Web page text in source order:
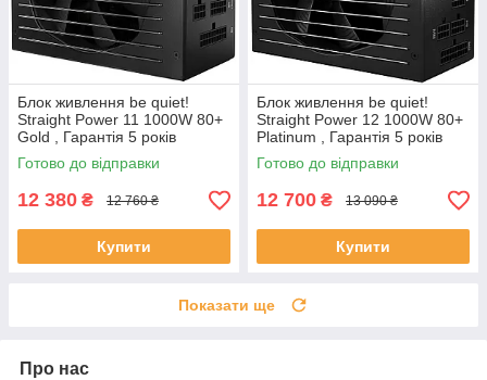
Блок живлення be quiet!
Straight Power 11 1000W 80+
Gold , Гарантія 5 років
Готово до відправки
12 380 ₴ 12 760 ₴
Купити
Блок живлення be quiet!
Straight Power 12 1000W 80+
Platinum , Гарантія 5 років
Готово до відправки
12 700 ₴ 13 090 ₴
Купити
Показати ще
Про нас